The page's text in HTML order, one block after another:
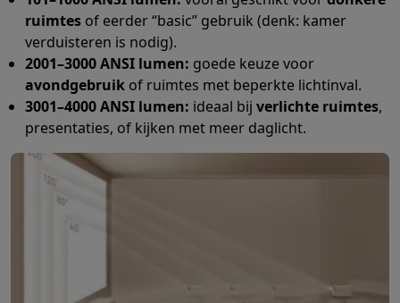
TV & audio
TV met ecochequesBluetooth speakers met ecocheques
Multimedia & telefonie
Smartphones met ecochequesTablets met ecocheques
Transport
Elektrische steps met ecocheques
Eco initiatieven
ImpactEnergie besparenRecycleer je oud elektro
Info & acties
Alle soldendeals
Deals van het moment
Betalingsmogelijkheden
Gift card Ecocheques
Kopen op
ruimtes of eerder “basic” gebruik (denk: kamer
verduisteren is nodig).
2001–3000 ANSI lumen: goede keuze voor
avondgebruik of ruimtes met beperkte lichtinval.
3001–4000 ANSI lumen: ideaal bij verlichte ruimtes,
presentaties, of kijken met meer daglicht.